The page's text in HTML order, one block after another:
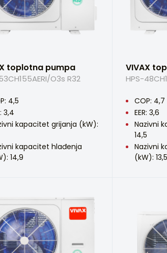
toplotna pumpa
O3s R32
4,5
3,4
kapacitet grijanja (kW):
kapacitet hlađenja
14,9
VIVAX
HPS-
COP: 4,7
EER: 3,6
Nazivni
14,5
Nazivni
(kW): 13,5